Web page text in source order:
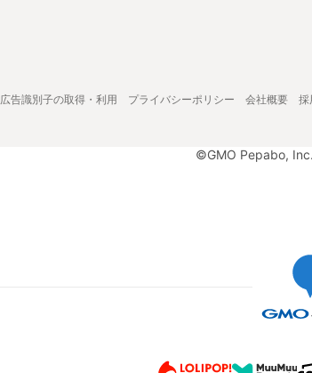
広告識別子の取得・利用 プライバシーポリシー 会社概要 採
©GMO Pepabo,